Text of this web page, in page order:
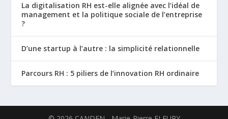
La digitalisation RH est-elle alignée avec l’idéal de
management et la politique sociale de l’entreprise
?
D’une startup à l’autre : la simplicité relationnelle
Parcours RH : 5 piliers de l’innovation RH ordinaire